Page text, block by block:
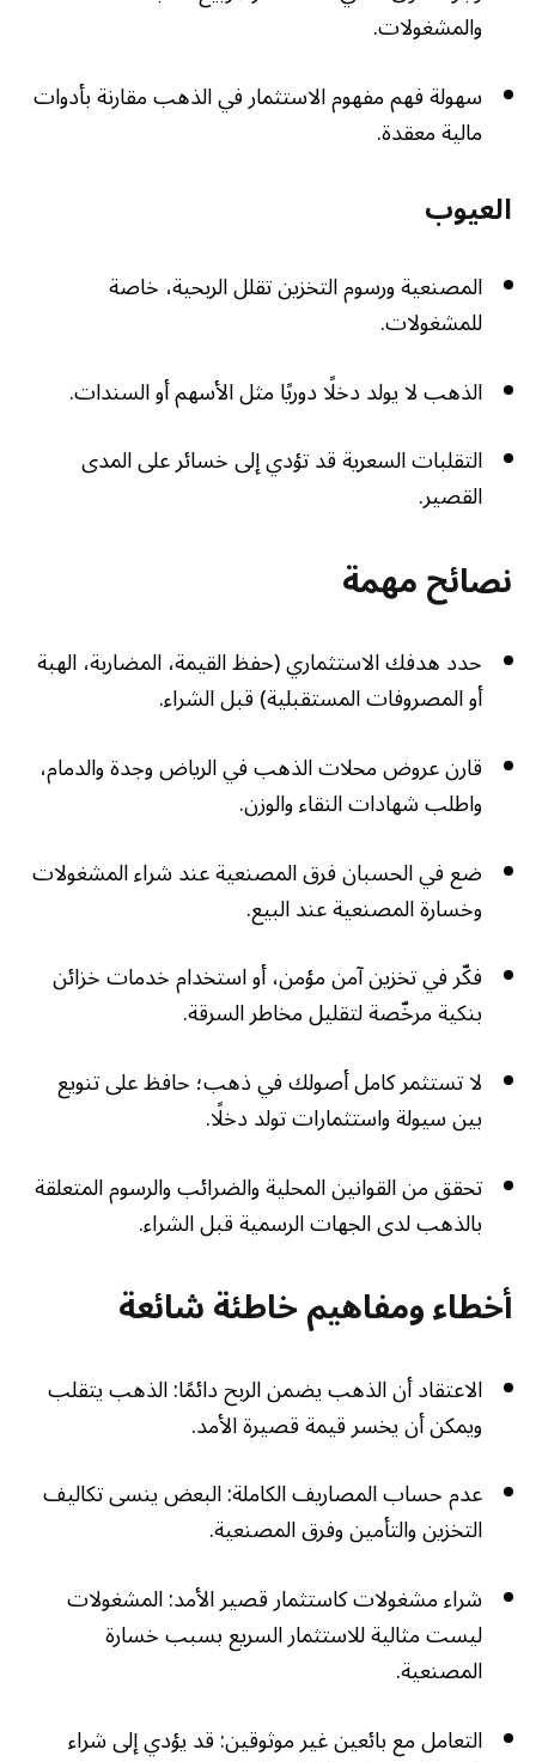
والمشغولات.
سهولة فهم مفهوم الاستثمار في الذهب مقارنة بأدوات
مالية معقدة.
العيوب
المصنعية ورسوم التخزين تقلل الربحية، خاصة
للمشغولات.
الذهب لا يولد دخلًا دوريًا مثل الأسهم أو السندات.
التقلبات السعرية قد تؤدي إلى خسائر على المدى
القصير.
نصائح مهمة
حدد هدفك الاستثماري (حفظ القيمة، المضاربة، الهبة
أو المصروفات المستقبلية) قبل الشراء.
قارن عروض محلات الذهب في الرياض وجدة والدمام،
واطلب شهادات النقاء والوزن.
ضع في الحسبان فرق المصنعية عند شراء المشغولات
وخسارة المصنعية عند البيع.
فكّر في تخزين آمن مؤمن، أو استخدام خدمات خزائن
بنكية مرخّصة لتقليل مخاطر السرقة.
لا تستثمر كامل أصولك في ذهب؛ حافظ على تنويع
بين سيولة واستثمارات تولد دخلًا.
تحقق من القوانين المحلية والضرائب والرسوم المتعلقة
بالذهب لدى الجهات الرسمية قبل الشراء.
أخطاء ومفاهيم خاطئة شائعة
الاعتقاد أن الذهب يضمن الربح دائمًا: الذهب يتقلب
ويمكن أن يخسر قيمة قصيرة الأمد.
عدم حساب المصاريف الكاملة: البعض ينسى تكاليف
التخزين والتأمين وفرق المصنعية.
شراء مشغولات كاستثمار قصير الأمد: المشغولات
ليست مثالية للاستثمار السريع بسبب خسارة
المصنعية.
التعامل مع بائعين غير موثوقين: قد يؤدي إلى شراء